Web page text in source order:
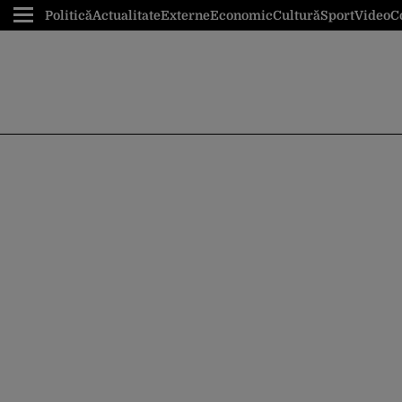
PoliticăActualitateExterneEconomicCulturăSportVideo